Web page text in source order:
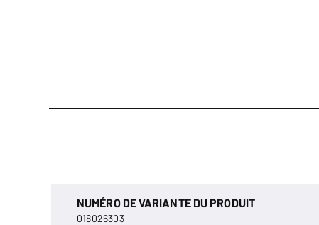
NUMÉRO DE VARIANTE DU PRODUIT
018026303